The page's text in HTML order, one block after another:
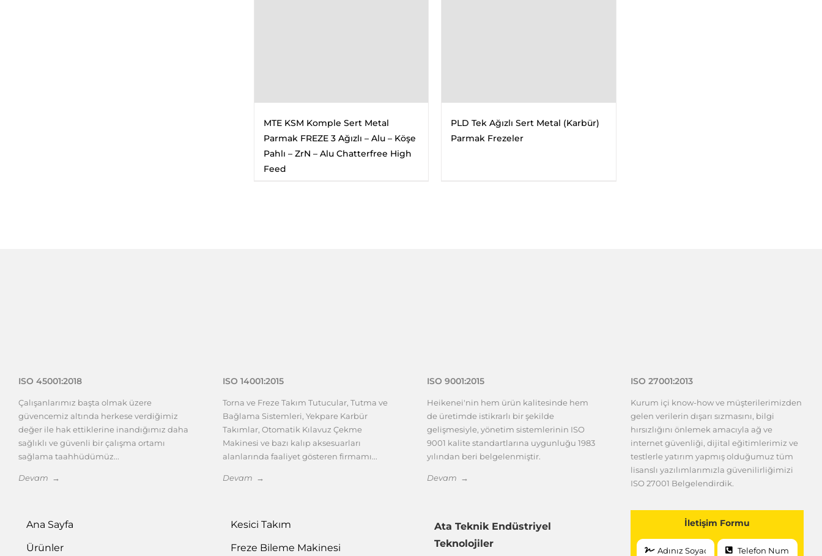
MTE KSM Komple Sert Metal
Parmak FREZE 3 Ağızlı – Alu – Köşe
Pahlı – ZrN – Alu Chatterfree High
Feed
PLD Tek Ağızlı Sert Metal (Karbür)
Parmak Frezeler
ISO 45001:2018
Çalışanlarımız başta olmak üzere
güvencemiz altında herkese verdiğimiz
değer ile hak ettiklerine inandığımız daha
sağlıklı ve güvenli bir çalışma ortamı
sağlama taahhüdümüz...
Devam →
ISO 14001:2015
Torna ve Freze Takım Tutucular, Tutma ve
Bağlama Sistemleri, Yekpare Karbür
Takımlar, Otomatik Kılavuz Çekme
Makinesi ve bazı kalıp aksesuarları
alanlarında faaliyet gösteren firmamı...
Devam →
ISO 9001:2015
Heikenei'nin hem ürün kalitesinde hem
de üretimde istikrarlı bir şekilde
gelişmesiyle, yönetim sistemlerinin ISO
9001 kalite standartlarına uygunluğu 1983
yılından beri belgelenmiştir.
Devam →
ISO 27001:2013
Kurum içi know-how ve müşterilerimizden
gelen verilerin dışarı sızmasını, bilgi
hırsızlığını önlemek amacıyla ağ ve
internet güvenliği, dijital eğitimlerimiz ve
testlerle yatırım yapmış olduğumuz tüm
lisanslı yazılımlarımızla güvenilirliğimizi
ISO 27001 Belgelendirdik.
Ana Sayfa
Ürünler
Kesici Takım
Freze Bileme Makinesi
Ata Teknik Endüstriyel
Teknolojiler
İletişim Formu